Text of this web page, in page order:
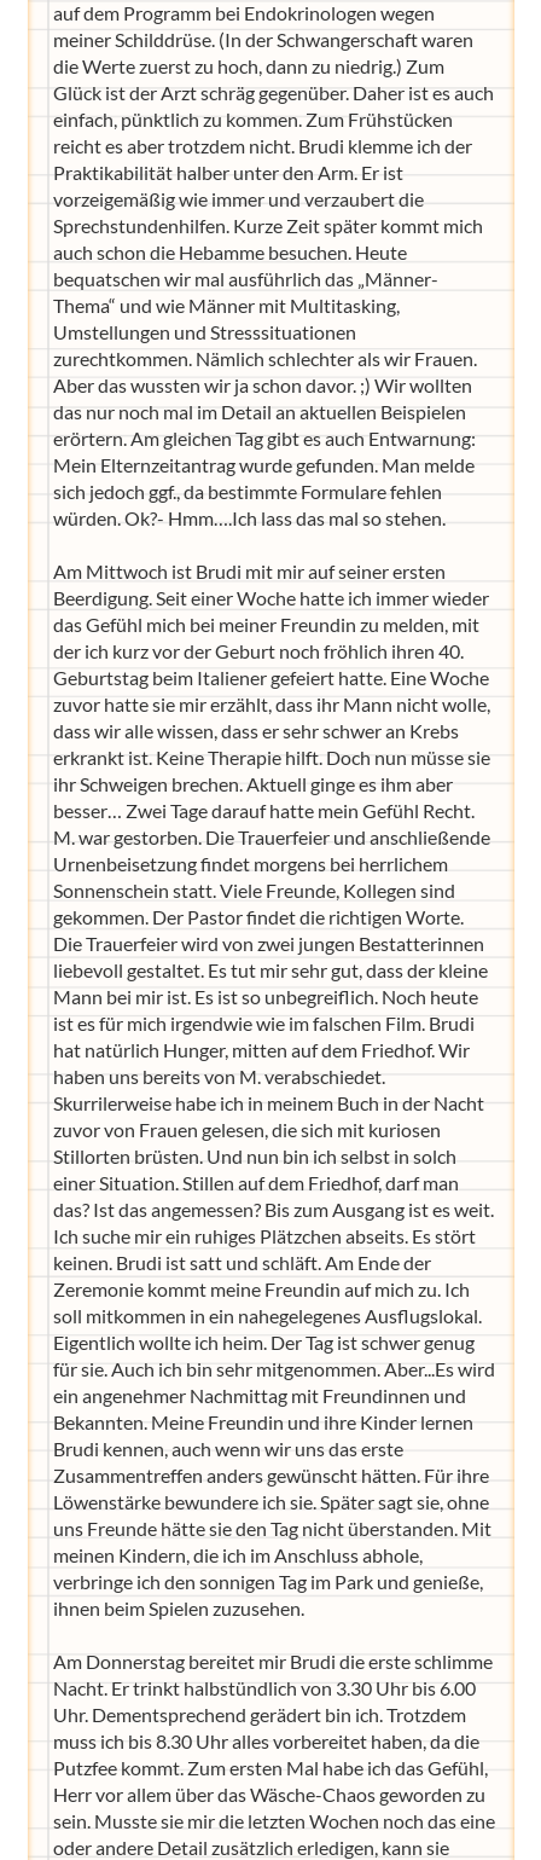
auf dem Programm bei Endokrinologen wegen
meiner Schilddrüse. (In der Schwangerschaft waren
die Werte zuerst zu hoch, dann zu niedrig.) Zum
Glück ist der Arzt schräg gegenüber. Daher ist es auch
einfach, pünktlich zu kommen. Zum Frühstücken
reicht es aber trotzdem nicht. Brudi klemme ich der
Praktikabilität halber unter den Arm. Er ist
vorzeigemäßig wie immer und verzaubert die
Sprechstundenhilfen. Kurze Zeit später kommt mich
auch schon die Hebamme besuchen. Heute
bequatschen wir mal ausführlich das „Männer-
Thema“ und wie Männer mit Multitasking,
Umstellungen und Stresssituationen
zurechtkommen. Nämlich schlechter als wir Frauen.
Aber das wussten wir ja schon davor. ;) Wir wollten
das nur noch mal im Detail an aktuellen Beispielen
erörtern. Am gleichen Tag gibt es auch Entwarnung:
Mein Elternzeitantrag wurde gefunden. Man melde
sich jedoch ggf., da bestimmte Formulare fehlen
würden. Ok?- Hmm….Ich lass das mal so stehen.
Am Mittwoch ist Brudi mit mir auf seiner ersten
Beerdigung. Seit einer Woche hatte ich immer wieder
das Gefühl mich bei meiner Freundin zu melden, mit
der ich kurz vor der Geburt noch fröhlich ihren 40.
Geburtstag beim Italiener gefeiert hatte. Eine Woche
zuvor hatte sie mir erzählt, dass ihr Mann nicht wolle,
dass wir alle wissen, dass er sehr schwer an Krebs
erkrankt ist. Keine Therapie hilft. Doch nun müsse sie
ihr Schweigen brechen. Aktuell ginge es ihm aber
besser… Zwei Tage darauf hatte mein Gefühl Recht.
M. war gestorben. Die Trauerfeier und anschließende
Urnenbeisetzung findet morgens bei herrlichem
Sonnenschein statt. Viele Freunde, Kollegen sind
gekommen. Der Pastor findet die richtigen Worte.
Die Trauerfeier wird von zwei jungen Bestatterinnen
liebevoll gestaltet. Es tut mir sehr gut, dass der kleine
Mann bei mir ist. Es ist so unbegreiflich. Noch heute
ist es für mich irgendwie wie im falschen Film. Brudi
hat natürlich Hunger, mitten auf dem Friedhof. Wir
haben uns bereits von M. verabschiedet.
Skurrilerweise habe ich in meinem Buch in der Nacht
zuvor von Frauen gelesen, die sich mit kuriosen
Stillorten brüsten. Und nun bin ich selbst in solch
einer Situation. Stillen auf dem Friedhof, darf man
das? Ist das angemessen? Bis zum Ausgang ist es weit.
Ich suche mir ein ruhiges Plätzchen abseits. Es stört
keinen. Brudi ist satt und schläft. Am Ende der
Zeremonie kommt meine Freundin auf mich zu. Ich
soll mitkommen in ein nahegelegenes Ausflugslokal.
Eigentlich wollte ich heim. Der Tag ist schwer genug
für sie. Auch ich bin sehr mitgenommen. Aber...Es wird
ein angenehmer Nachmittag mit Freundinnen und
Bekannten. Meine Freundin und ihre Kinder lernen
Brudi kennen, auch wenn wir uns das erste
Zusammentreffen anders gewünscht hätten. Für ihre
Löwenstärke bewundere ich sie. Später sagt sie, ohne
uns Freunde hätte sie den Tag nicht überstanden. Mit
meinen Kindern, die ich im Anschluss abhole,
verbringe ich den sonnigen Tag im Park und genieße,
ihnen beim Spielen zuzusehen.
Am Donnerstag bereitet mir Brudi die erste schlimme
Nacht. Er trinkt halbstündlich von 3.30 Uhr bis 6.00
Uhr. Dementsprechend gerädert bin ich. Trotzdem
muss ich bis 8.30 Uhr alles vorbereitet haben, da die
Putzfee kommt. Zum ersten Mal habe ich das Gefühl,
Herr vor allem über das Wäsche-Chaos geworden zu
sein. Musste sie mir die letzten Wochen noch das eine
oder andere Detail zusätzlich erledigen, kann sie